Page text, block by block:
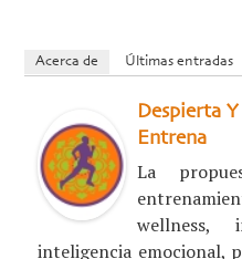
Acerca de Últimas entradas
Despierta Y
Entrena
La
wellness,
inteligencia emocional,